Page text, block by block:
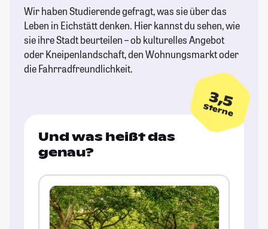
Wir haben Studierende gefragt, was sie über das
Leben in Eichstätt denken. Hier kannst du sehen, wie
sie ihre Stadt beurteilen – ob kulturelles Angebot
oder Kneipenlandschaft, den Wohnungsmarkt oder
die Fahrradfreundlichkeit.
3,5
Sterne
Und was heißt das
genau?